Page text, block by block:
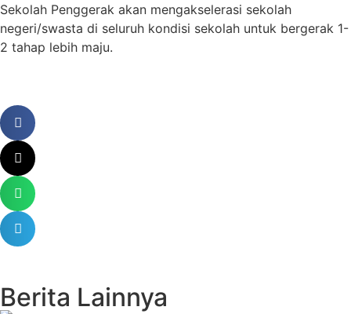
Sekolah Penggerak akan mengakselerasi sekolah
negeri/swasta di seluruh kondisi sekolah untuk bergerak 1-
2 tahap lebih maju.
Berita Lainnya